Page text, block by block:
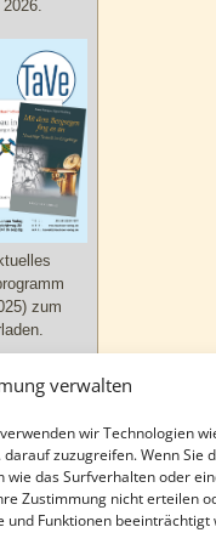
verwalten
wir Technologien
zuzugreifen. Wenn Sie
das Surfverhalten oder
Zustimmung nicht erteilen
Funktionen beeinträchtigt
zum
zu
und
Anhalt im